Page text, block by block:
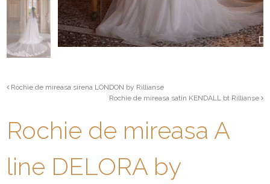
Rochie de mireasa sirena LONDON by Rillianse
Rochie de mireasa satin KENDALL bt Rillianse
Rochie de mireasa A
line DELORA by